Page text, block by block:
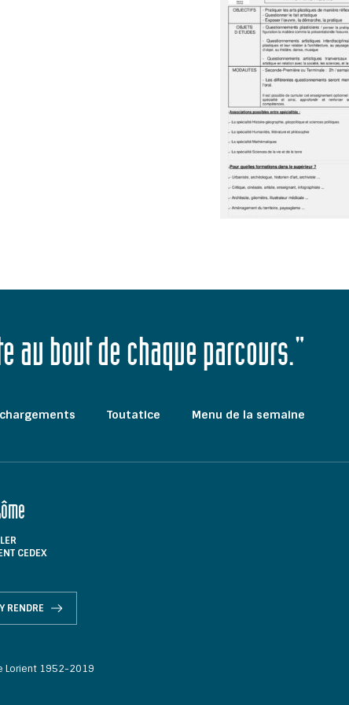
au bout de chaque parcours."
Toutatice Menu de la semaine
CEDEX
RENDRE
Lorient 1952-2019